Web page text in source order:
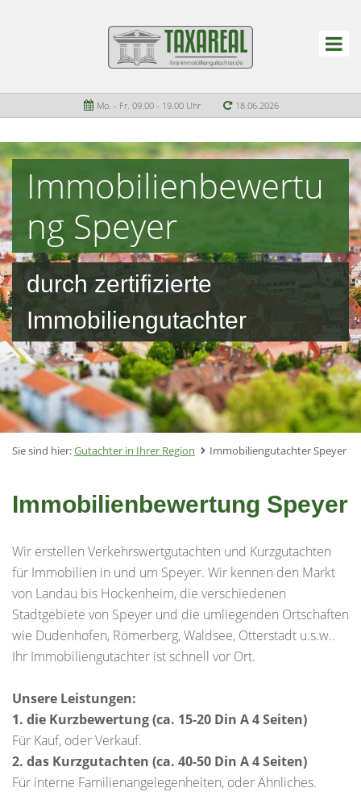
Mo. - Fr. 09.00 - 19.00 Uhr 18.06.2026
Immobilienbewertu
ng Speyer
durch zertifizierte
Immobiliengutachter
Sie sind hier:Gutachter in Ihrer Region Immobiliengutachter Speyer
Immobilienbewertung Speyer
Wir erstellen Verkehrswertgutachten und Kurzgutachten
für Immobilien in und um Speyer. Wir kennen den Markt
von Landau bis Hockenheim, die verschiedenen
Stadtgebiete von Speyer und die umliegenden Ortschaften
wie Dudenhofen, Römerberg, Waldsee, Otterstadt u.s.w..
Ihr Immobiliengutachter ist schnell vor Ort.
Unsere Leistungen:
1. die Kurzbewertung (ca. 15-20 Din A 4 Seiten)
Für Kauf, oder Verkauf.
2. das Kurzgutachten (ca. 40-50 Din A 4 Seiten)
Für interne Familienangelegenheiten, oder Ähnliches.